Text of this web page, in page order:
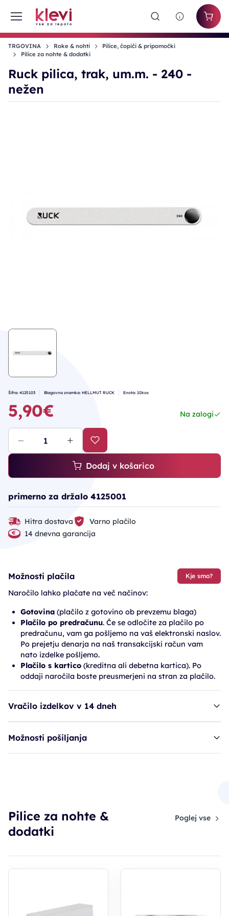
TRGOVINA Roke & nohti
Pilice, čopiči & pripomočki
Pilice za nohte & dodatki
Ruck pilica, trak, um.m. - 240 -
nežen
Šifra: 4125103 Blagovna znamka: HELLMUT RUCK Enota: 10kos
5,90€ Na zalogi
Dodaj v košarico
primerno za držalo 4125001
Hitra dostava
Varno plačilo
14 dnevna garancija
Možnosti plačila Kje smo?
Naročilo lahko plačate na več načinov:
Gotovina (plačilo z gotovino ob prevzemu blaga)
Plačilo po predračunu. Če se odločite za plačilo po
predračunu, vam ga pošljemo na vaš elektronski naslov.
Po prejetju denarja na naš transakcijski račun vam
nato izdelke pošljemo.
Plačilo s kartico (kreditna ali debetna kartica). Po
oddaji naročila boste preusmerjeni na stran za plačilo.
Vračilo izdelkov v 14 dneh
Možnosti pošiljanja
Pilice za nohte &
dodatki
Poglej vse